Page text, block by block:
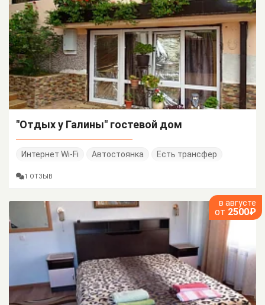
"Отдых у Галины" гостевой дом
Интернет Wi-Fi Автостоянка Есть трансфер
1 ОТЗЫВ
в августе
от 2500₽